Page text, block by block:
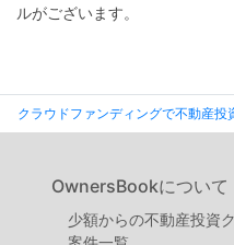
ルがございます。
クラウドファンディングで不動産投
OwnersBookについて
少額からの不動産投資